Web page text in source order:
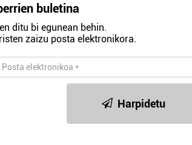
buletina
ditu bi egunean behin.
zaizu posta elektronikora.
Harpidetu